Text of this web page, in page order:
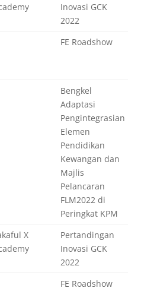
Inovasi GCK
2022
FE Roadshow
Bengkel
Adaptasi
Pengintegrasian
Elemen
Pendidikan
Kewangan dan
Majlis
Pelancaran
FLM2022 di
Peringkat KPM
X
Pertandingan
Inovasi GCK
2022
FE Roadshow